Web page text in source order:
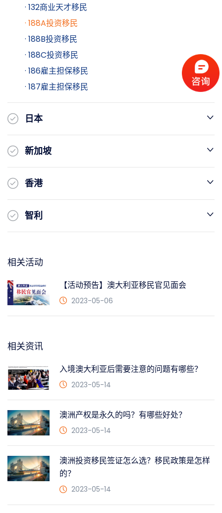
· 132商业天才移民
· 188A投资移民
· 188B投资移民
· 188C投资移民
· 186雇主担保移民
· 187雇主担保移民
日本
新加坡
香港
智利
相关活动
【活动预告】澳大利亚移民官见面会
2023-05-06
相关资讯
入境澳大利亚后需要注意的问题有哪些？
2023-05-14
澳洲产权是永久的吗？有哪些好处？
2023-05-14
澳洲投资移民签证怎么选？移民政策是怎样
的？
2023-05-14